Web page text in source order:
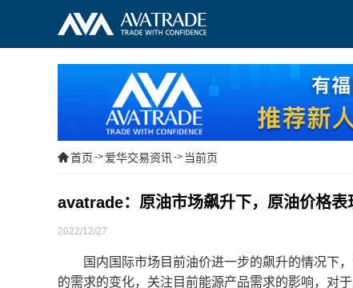
首页 -> 爱华交易资讯 -> 当前页
avatrade：原油市场飙升下，原油价格表
2022/12/27
国内国际市场目前油价进一步的飙升的情况下，
的需求的变化，关注目前能源产品需求的影响，对于